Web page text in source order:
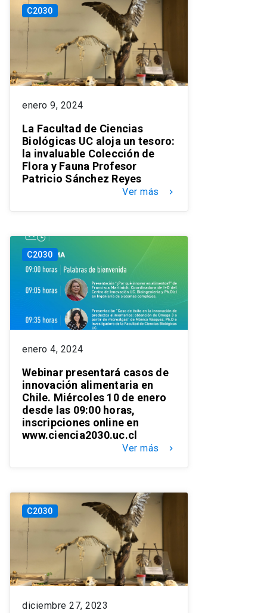
C2030
enero 9, 2024
La Facultad de Ciencias
Biológicas UC aloja un tesoro:
la invaluable Colección de
Flora y Fauna Profesor
Patricio Sánchez Reyes
Ver más keyboard_arrow_right
C2030
enero 4, 2024
Webinar presentará casos de
innovación alimentaria en
Chile. Miércoles 10 de enero
desde las 09:00 horas,
inscripciones online en
www.ciencia2030.uc.cl
Ver más keyboard_arrow_right
C2030
diciembre 27, 2023